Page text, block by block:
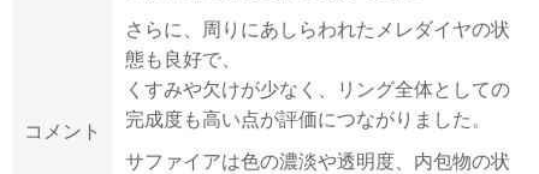
コメント
さらに、周りにあしらわれたメレダイヤの状
態も良好で、
くすみや欠けが少なく、リング全体としての
完成度も高い点が評価につながりました。
サファイアは色の濃淡や透明度、内包物の状